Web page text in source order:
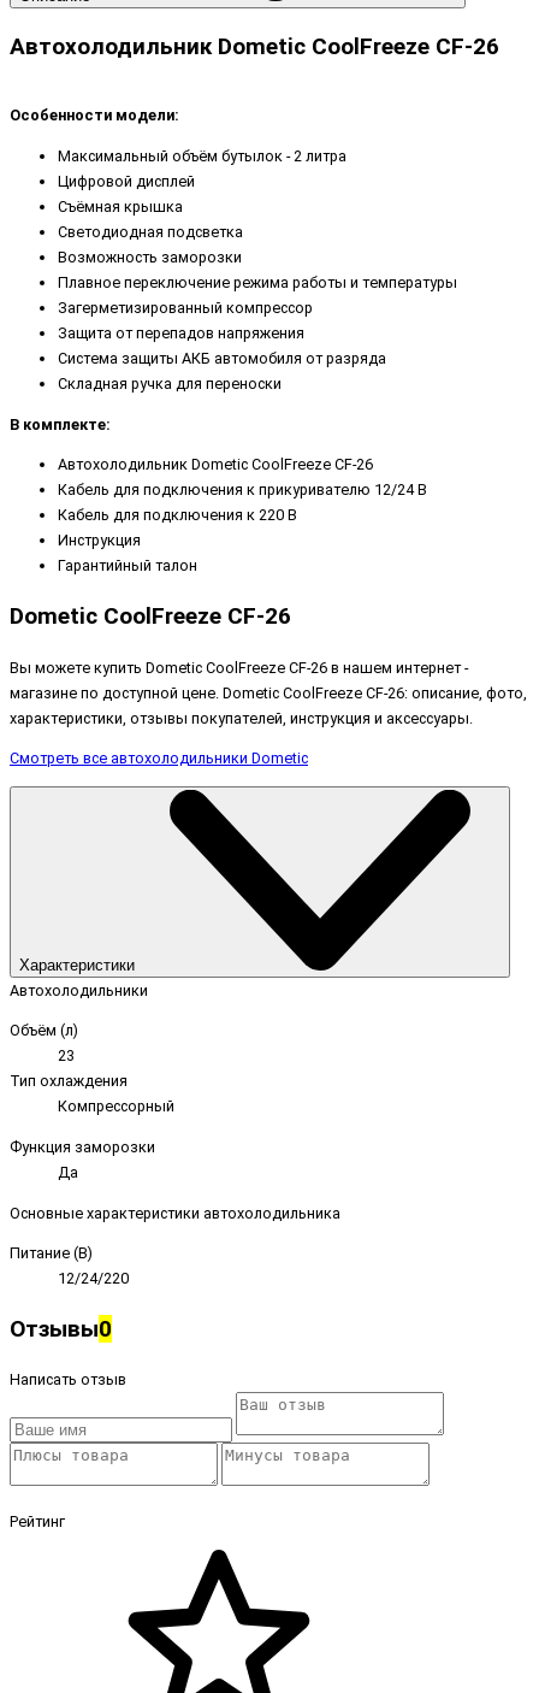
Автохолодильник Dometic CoolFreeze CF-26
Особенности модели:
Максимальный объём бутылок - 2 литра
Цифровой дисплей
Съёмная крышка
Светодиодная подсветка
Возможность заморозки
Плавное переключение режима работы и температуры
Загерметизированный компрессор
Защита от перепадов напряжения
Система защиты АКБ автомобиля от разряда
Складная ручка для переноски
В комплекте:
Автохолодильник Dometic CoolFreeze CF-26
Кабель для подключения к прикуривателю 12/24 В
Кабель для подключения к 220 В
Инструкция
Гарантийный талон
Dometic CoolFreeze CF-26
Вы можете купить Dometic CoolFreeze CF-26 в нашем интернет -
магазине по доступной цене. Dometic CoolFreeze CF-26: описание, фото,
характеристики, отзывы покупателей, инструкция и аксессуары.
Смотреть все автохолодильники Dometic
Характеристики
Автохолодильники
Объём (л)
23
Тип охлаждения
Компрессорный
Функция заморозки
Да
Основные характеристики автохолодильника
Питание (В)
12/24/220
Отзывы0
Написать отзыв
Рейтинг